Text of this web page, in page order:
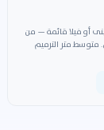
أو فيلا قائمة — من
متوسط متر الترميم